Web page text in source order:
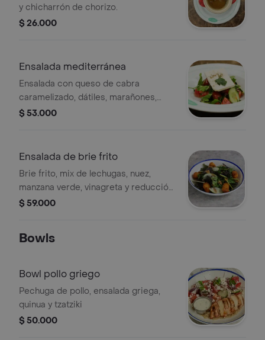
y chicharrón de chorizo.
$ 26.000
Ensalada mediterránea
Ensalada con queso de cabra
caramelizado, dátiles, marañones,
$ 53.000
Ensalada de brie frito
Brie frito, mix de lechugas, nuez,
manzana verde, vinagreta y reducción
balsámica de frutos rojos.
$ 59.000
Bowls
Bowl pollo griego
Pechuga de pollo, ensalada griega,
quinua y tzatziki
$ 50.000